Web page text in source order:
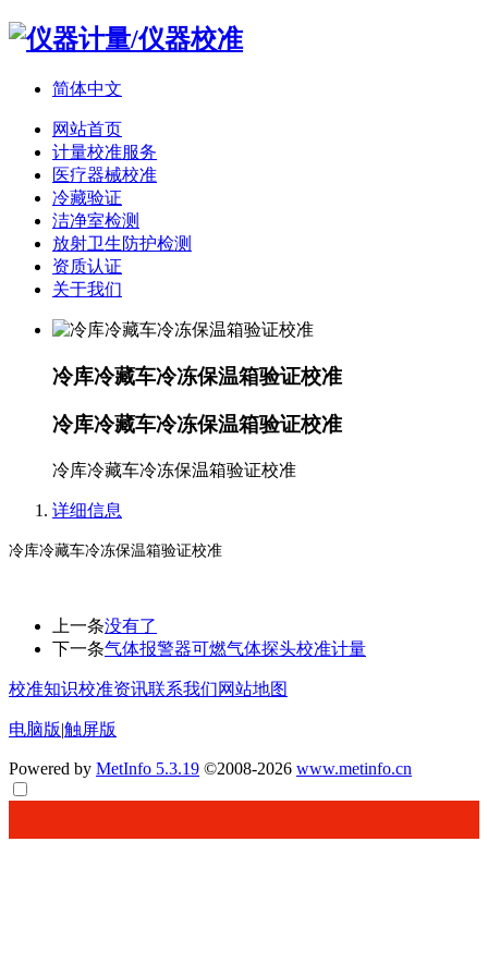
简体中文
网站首页
计量校准服务
医疗器械校准
冷藏验证
洁净室检测
放射卫生防护检测
资质认证
关于我们
冷库冷藏车冷冻保温箱验证校准
冷库冷藏车冷冻保温箱验证校准
冷库冷藏车冷冻保温箱验证校准
详细信息
冷库冷藏车冷冻保温箱验证校准
上一条没有了
下一条气体报警器可燃气体探头校准计量
校准知识校准资讯联系我们网站地图
电脑版|触屏版
Powered by MetInfo 5.3.19 ©2008-2026 www.metinfo.cn